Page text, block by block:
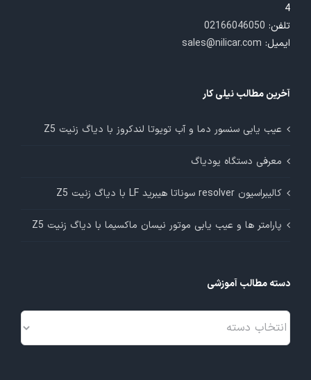
4
تلفن: 02166046050
ایمیل: sales@nilicar.com
آخرین مطالب نیلی کار
عیب یابی سنسور دما و آب تویوتا لندکروز با دیاگ زنیت Z5
معرفی دستگاه یودیاگ
کالیبراسیون resolver سوناتا هیبرید LF با دیاگ زنیت Z5
پارامتر ها و عیب یابی موتور نیسان ماکسیما با دیاگ زنیت Z5
دسته مطالب آموزشی
دسته